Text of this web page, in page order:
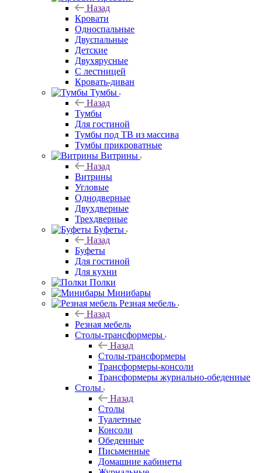
Назад
Кровати
Односпальные
Двуспальные
Детские
Двухярусные
С лестницей
Кровать-диван
Тумбы
Назад
Тумбы
Для гостиной
Тумбы под ТВ из массива
Тумбы прикроватные
Витрины
Назад
Витрины
Угловые
Однодверные
Двухдверные
Трехдверные
Буфеты
Назад
Буфеты
Для гостиной
Для кухни
Полки
Минибары
Резная мебель
Назад
Резная мебель
Столы-трансформеры
Назад
Столы-трансформеры
Трансформеры-консоли
Трансформеры журнально-обеденные
Столы
Назад
Столы
Туалетные
Консоли
Обеденные
Письменные
Домашние кабинеты